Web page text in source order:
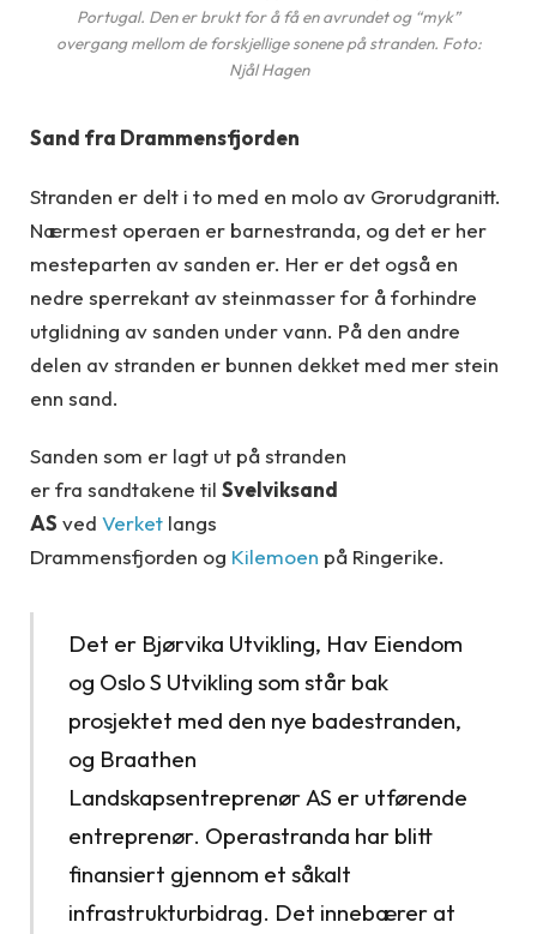
Portugal. Den er brukt for å få en avrundet og “myk”
overgang mellom de forskjellige sonene på stranden. Foto:
Njål Hagen
Sand fra Drammensfjorden
Stranden er delt i to med en molo av Grorudgranitt.
Nærmest operaen er barnestranda, og det er her
mesteparten av sanden er. Her er det også en
nedre sperrekant av steinmasser for å forhindre
utglidning av sanden under vann. På den andre
delen av stranden er bunnen dekket med mer stein
enn sand.
Sanden som er lagt ut på stranden
er fra sandtakene til Svelviksand
AS ved Verket langs
Drammensfjorden og Kilemoen på Ringerike.
Det er Bjørvika Utvikling, Hav Eiendom
og Oslo S Utvikling som står bak
prosjektet med den nye badestranden,
og Braathen
Landskapsentreprenør AS er utførende
entreprenør. Operastranda har blitt
finansiert gjennom et såkalt
infrastrukturbidrag. Det innebærer at